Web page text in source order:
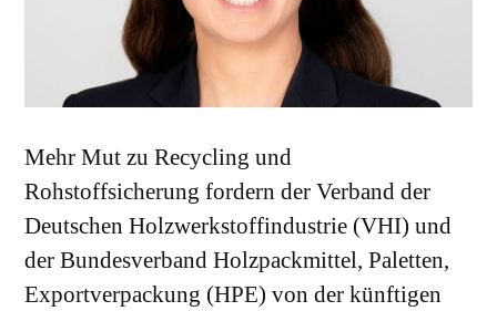
Mehr Mut zu Recycling und
Rohstoffsicherung fordern der Verband der
Deutschen Holzwerkstoffindustrie (VHI) und
der Bundesverband Holzpackmittel, Paletten,
Exportverpackung (HPE) von der künftigen